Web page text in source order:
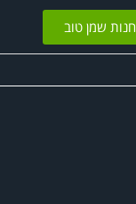
חנות שמן טוב